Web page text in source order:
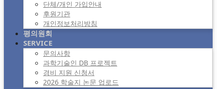
단체/개인 가입안내
후원기관
개인정보처리방침
평의원회
SERVICE
문의사항
과학기술인 DB 프로젝트
경비 지원 신청서
2026 학술지 논문 업로드